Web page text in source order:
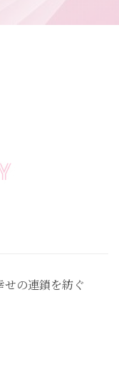
の連鎖を紡ぐ